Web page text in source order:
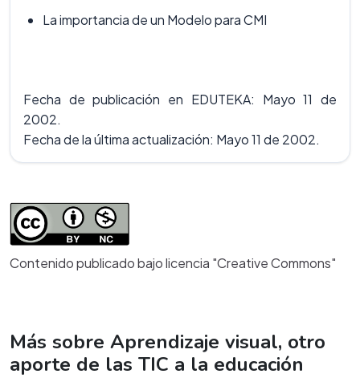
La importancia de un Modelo para CMI
Fecha de publicación en EDUTEKA: Mayo 11 de
2002.
Fecha de la última actualización: Mayo 11 de 2002.
Contenido publicado bajo licencia "Creative Commons"
Más sobre Aprendizaje visual, otro
aporte de las TIC a la educación